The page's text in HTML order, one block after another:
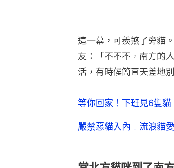
當北方貓咪到了南
有貓主子表示，南方既
一副「熱到變形」的模